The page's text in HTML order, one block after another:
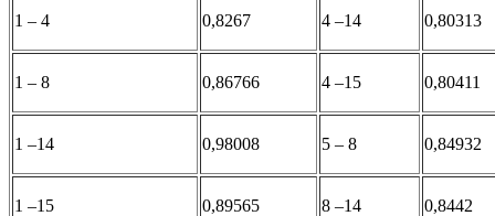
1 – 4 0,8267 4 –14 0,80313
1 – 8 0,86766 4 –15 0,80411
1 –14 0,98008 5 – 8 0,84932
1 –15 0,89565 8 –14 0,8442